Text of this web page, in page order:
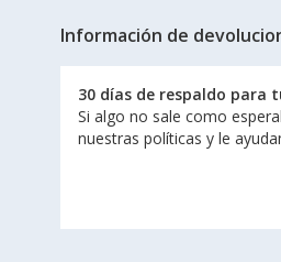
Información de
30 días de respaldo para
Si algo no sale como
nuestras políticas y le